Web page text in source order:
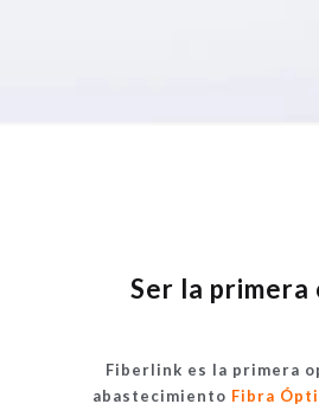
Ser la primera
Fiberlink es la primera
abastecimiento Fibra